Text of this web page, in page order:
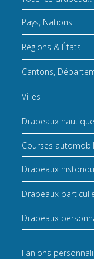
Pays, Nations
Régions & États
Cantons,
Villes
Drapeaux
Courses
Drapeaux
Drapeaux
Drapeaux
Fanions